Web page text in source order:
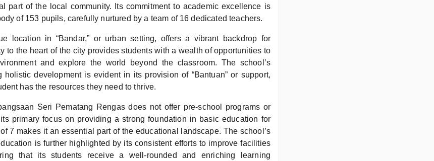
part of the local community. Its commitment to academic excellence is
of 153 pupils, carefully nurtured by a team of 16 dedicated teachers.
location in “Bandar,” or urban setting, offers a vibrant backdrop for
to the heart of the city provides students with a wealth of opportunities to
and explore the world beyond the classroom. The school’s
holistic development is evident in its provision of “Bantuan” or support,
has the resources they need to thrive.
Seri Pematang Rengas does not offer pre-school programs or
primary focus on providing a strong foundation in basic education for
7 makes it an essential part of the educational landscape. The school’s
is further highlighted by its consistent efforts to improve facilities
that its students receive a well-rounded and enriching learning